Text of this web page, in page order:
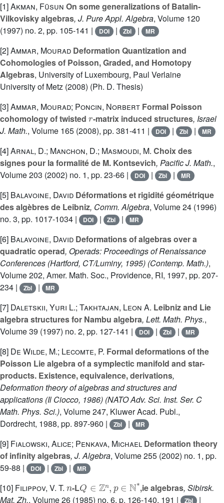
[1]Akman, Füsun On some generalizations of Batalin-
Vilkovisky algebras, J. Pure Appl. Algebra, Volume 120
(1997) no. 2, pp. 105-141 |
DOI | Zbl | MR
[2]Ammar, Mourad Deformation Quantization and
Cohomologies of Poisson, Graded, and Homotopy
Algebras, University of Luxembourg, Paul Verlaine
University of Metz (2008) (Ph. D. Thesis)
[3]Ammar, Mourad; Poncin, Norbert Formal Poisson
cohomology of twisted
r
-matrix induced structures, Israel
J. Math., Volume 165 (2008), pp. 381-411 | DOI | Zbl | MR
[4]Arnal, D.; Manchon, D.; Masmoudi, M. Choix des
signes pour la formalité de M. Kontsevich, Pacific J. Math.,
Volume 203 (2002) no. 1, pp. 23-66 | DOI | Zbl | MR
[5] Balavoine, David Déformations et rigidité géométrique
des algèbres de Leibniz, Comm. Algebra, Volume 24 (1996)
no. 3, pp. 1017-1034 |
DOI | Zbl | MR
[6] Balavoine, David Deformations of algebras over a
quadratic operad, Operads: Proceedings of Renaissance
Conferences (Hartford, CT/Luminy, 1995) (Contemp. Math.),
Volume 202, Amer. Math. Soc., Providence, RI, 1997, pp. 207-
234 |
Zbl | MR
[7] Daletskii, Yuri L.; Takhtajan, Leon A. Leibniz and Lie
algebra structures for Nambu algebra, Lett. Math. Phys.,
Volume 39 (1997) no. 2, pp. 127-141 | DOI | Zbl | MR
[8] De Wilde, M.; Lecomte, P. Formal deformations of the
Poisson Lie algebra of a symplectic manifold and star-
products. Existence, equivalence, derivations,
Deformation theory of algebras and structures and
applications (Il Ciocco, 1986) (NATO Adv. Sci. Inst. Ser. C
Math. Phys. Sci.), Volume 247, Kluwer Acad. Publ.,
Dordrecht, 1988, pp. 897-960 |
Zbl | MR
[9] Fialowski, Alice; Penkava, Michael Deformation theory
of infinity algebras, J. Algebra, Volume 255 (2002) no. 1, pp.
59-88 |
DOI | Zbl | MR
[10] Filippov, V. T. -L ,ie algebras, Sibirsk.
Mat. Zh., Volume 26 (1985) no. 6, p. 126-140, 191 | Zbl |